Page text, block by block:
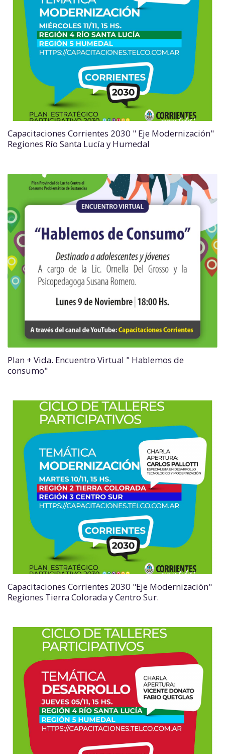
Capacitaciones Corrientes 2030 " Eje Modernización"
Regiones Río Santa Lucía y Humedal
Plan + Vida. Encuentro Virtual " Hablemos de
consumo"
Capacitaciones Corrientes 2030 "Eje Modernización"
Regiones Tierra Colorada y Centro Sur.